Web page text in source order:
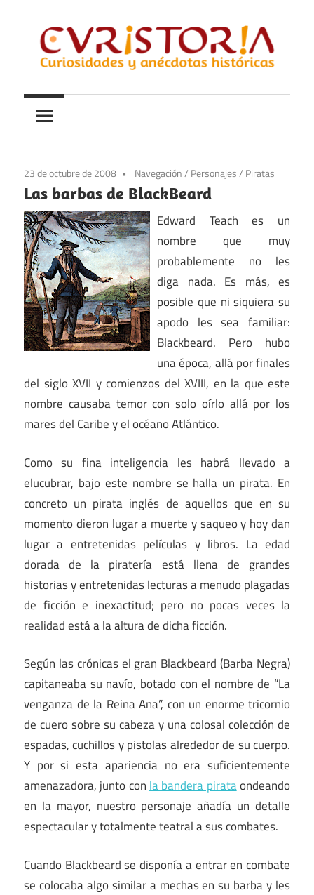
contenido
Curistoria
y
anécdotas
historia
23 de octubre de 2008 Navegación/ Personajes/ Piratas
Las barbas de BlackBeard
Edward Teach es un
nombre que muy
probablemente no les
diga nada. Es más, es
posible que ni siquiera su
apodo les sea familiar:
Blackbeard. Pero hubo
una época, allá por finales
del siglo XVII y comienzos del XVIII, en la que este
nombre causaba temor con solo oírlo allá por los
mares del Caribe y el océano Atlántico.
Como su fina inteligencia les habrá llevado a
elucubrar, bajo este nombre se halla un pirata. En
concreto un pirata inglés de aquellos que en su
momento dieron lugar a muerte y saqueo y hoy dan
lugar a entretenidas películas y libros. La edad
dorada de la piratería está llena de grandes
historias y entretenidas lecturas a menudo plagadas
de ficción e inexactitud; pero no pocas veces la
realidad está a la altura de dicha ficción.
Según las crónicas el gran Blackbeard (Barba Negra)
capitaneaba su navío, botado con el nombre de “La
venganza de la Reina Ana”, con un enorme tricornio
de cuero sobre su cabeza y una colosal colección de
espadas, cuchillos y pistolas alrededor de su cuerpo.
Y por si esta apariencia no era suficientemente
amenazadora, junto conla bandera pirataondeando
en la mayor, nuestro personaje añadía un detalle
espectacular y totalmente teatral a sus combates.
Cuando Blackbeard se disponía a entrar en combate
se colocaba algo similar a mechas en su barba y les